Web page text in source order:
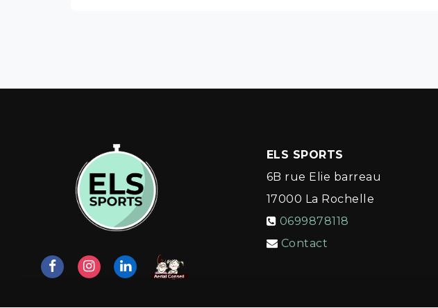
ELS SPORTS
6B rue Elie barreau
17000 La Rochelle
0699878118
Contact